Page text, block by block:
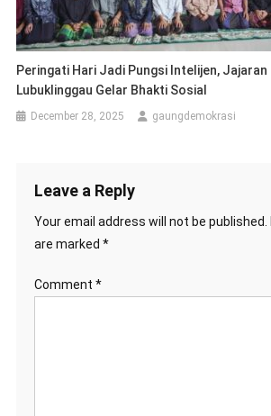
Peringati Hari Jadi Pungsi Intelijen,
Lubuklinggau Gelar Bhakti Sosial
December 28, 2025 gaungdemokrasi
Leave a Reply
Your email address will not be published.
are marked *
Comment *